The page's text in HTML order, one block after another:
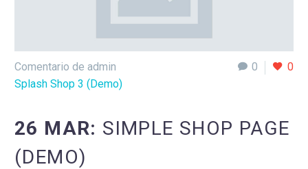
0 0
Comentario de admin
Splash Shop 3 (Demo)
26 MAR: SIMPLE SHOP PAGE
(DEMO)